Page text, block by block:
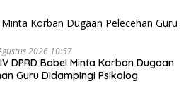
2026 10:57
DPRD Babel Minta Korban Dugaan
Guru Didampingi Psikolog